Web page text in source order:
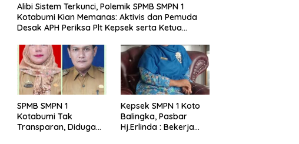
Alibi Sistem Terkunci, Polemik SPMB SMPN 1
Kotabumi Kian Memanas: Aktivis dan Pemuda
Desak APH Periksa Plt Kepsek serta Ketua
SPMB SMPN 1
Kotabumi Tak
Transparan, Diduga
Kepsek SMPN 1 Koto
Balingka, Pasbar
Hj.Erlinda : Bekerja